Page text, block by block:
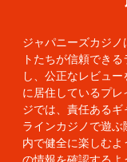
ジャパニーズカジ
トたちが信頼でき
し、公正なレビュ
に居住しているプ
ジでは、責任ある
ラインカジノで遊
内で健全に楽しむ